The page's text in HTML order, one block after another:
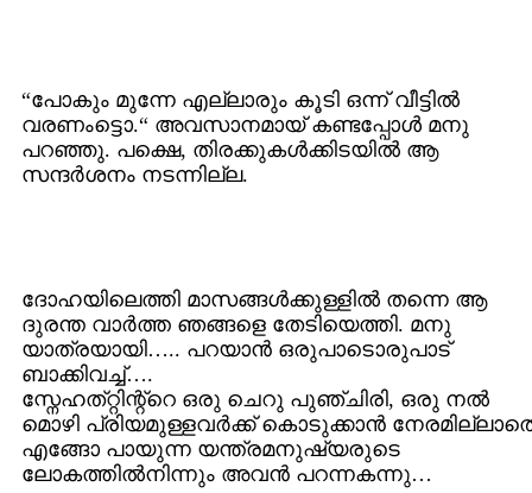
“പോകും മുന്നേ എല്ലാരും കൂടി ഒന്ന് വീട്ടില്‍
വരണംട്ടൊ.“ അവസാനമായ് കണ്ടപ്പോള്‍ മനു
പറഞ്ഞു. പക്ഷെ, തിരക്കുകള്‍ക്കിടയില്‍ ആ
സന്ദര്‍ശനം നടന്നില്ല.
ദോഹയിലെത്തി മാസങ്ങള്‍ക്കുള്ളില്‍ തന്നെ ആ
ദുരന്ത വാര്‍ത്ത ഞങ്ങളെ തേടിയെത്തി. മനു
യാത്രയായി….. പറയാന്‍ ഒരുപാടൊരുപാട്
ബാക്കിവച്ച്….
സ്നേഹത്റ്റിന്റ്റെ ഒരു ചെറു പുഞ്ചിരി, ഒരു നല്‍
മൊഴി പ്രിയമുള്ളവര്‍ക്ക് കൊടുക്കാന്‍
എങ്ങോ പായുന്ന യന്ത്രമനുഷ്യരുടെ
ലോകത്തില്‍നിന്നും അവന്‍ പറന്നകന്നു…